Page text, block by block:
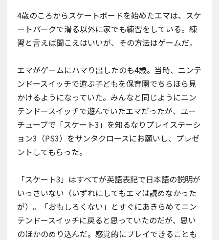
4歳のころからスケートボードを始めたエマは、スケ
ートパークで滑る以外に家でも練習をしている。練
習と言えば聞こえはいいが、その方法はゲームだ。
エマがゲームにハマり出したのも4歳。当時、ニンテ
ンドースイッチで遊ぶ子どもを保育園でちらほら見
かけるようになっていた。みんなと同じようにニン
テンドースイッチで遊んでいたエマだったが、ユー
チューブで「スケート3」を知るなりプレイステーシ
ョン3（PS3）をサンタクロースにお願いし、プレゼ
ントしてもらった。
「スケート3」はすべてが英語表記で日本語の説明が
いっさいない（いずれにしてもエマは読めなかった
が）。「おもしろくない」とすぐにあきらめてニン
テンドースイッチに戻ると思っていたのだが、思い
のほかのめり込んだ。感覚的にプレイできることも